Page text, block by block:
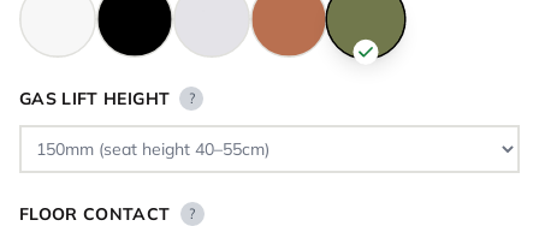
GAS LIFT HEIGHT ?
FLOOR CONTACT ?